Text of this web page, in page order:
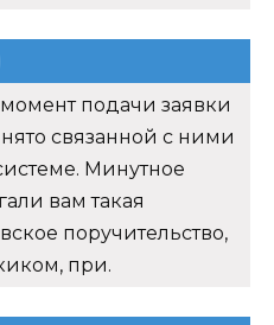
подачи заявки
связанной с ними
Минутное
вам такая
поручительство,
при.